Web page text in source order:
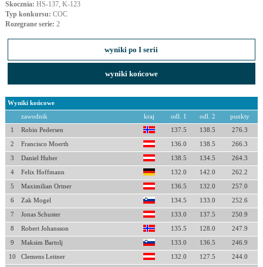
Skocznia: HS-137, K-123
Typ konkursu: COC
Rozegrane serie: 2
wyniki po I serii
wyniki końcowe
Wyniki końcowe
zawodnik kraj odl. 1 odl. 2 punkty
1 Robin Pedersen 137.5 138.5 276.3
2 Francisco Moerth 136.0 138.5 266.3
3 Daniel Huber 138.5 134.5 264.3
4 Felix Hoffmann 132.0 142.0 262.2
5 Maximilian Ortner 136.5 132.0 257.0
6 Zak Mogel 134.5 133.0 252.6
7 Jonas Schuster 133.0 137.5 250.9
8 Robert Johansson 135.5 128.0 247.9
9 Maksim Bartolj 133.0 136.5 246.9
10 Clemens Leitner 132.0 127.5 244.0